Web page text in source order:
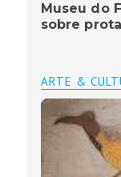
Museu do
sobre
ARTE &